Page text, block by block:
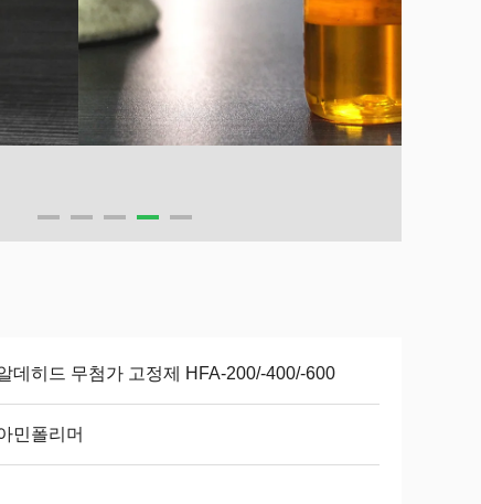
데히드 무첨가 고정제 HFA-200/-400/-600
민폴리머